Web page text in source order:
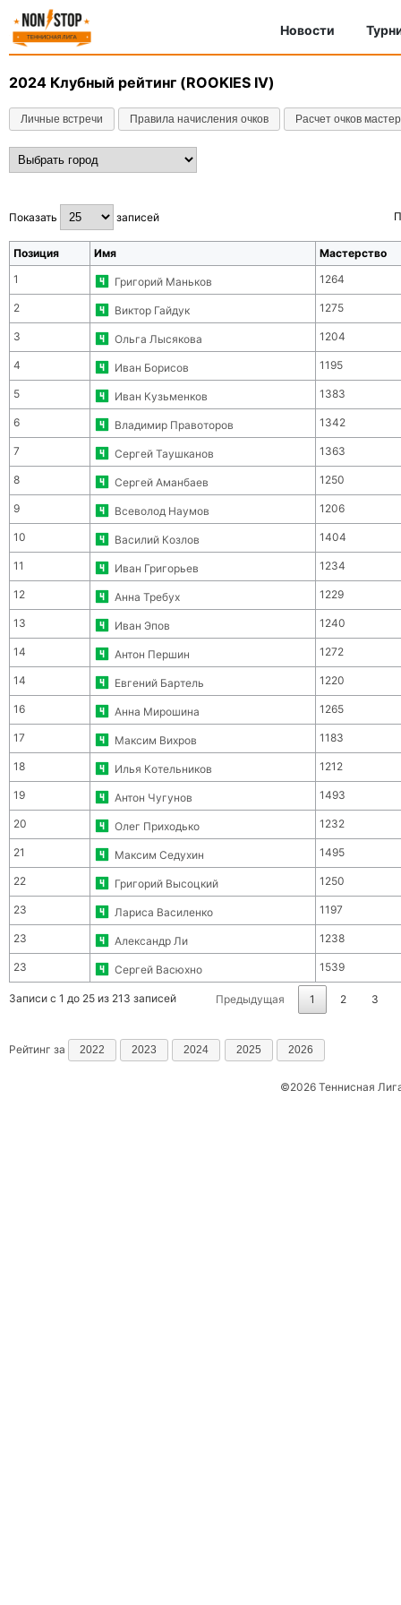
Новости
2024 Клубный рейтинг (ROOKIES IV)
Личные встречи Правила начисления очков Расчет очков
Показать записей
Позиция Имя
Мастерство
1
Григорий Маньков 1264
2 Виктор Гайдук 1275
3 Ольга Лысякова 1204
4 Иван Борисов 1195
5 Иван Кузьменков 1383
6 Владимир Правоторов 1342
7 Сергей Таушканов 1363
8 Сергей Аманбаев 1250
9 Всеволод Наумов 1206
10 Василий Козлов 1404
11 Иван Григорьев 1234
12 Анна Требух 1229
13 Иван Эпов 1240
14 Антон Першин 1272
14 Евгений Бартель 1220
16 Анна Мирошина 1265
17 Максим Вихров 1183
18 Илья Котельников 1212
19 Антон Чугунов 1493
20 Олег Приходько 1232
21 Максим Седухин 1495
22 Григорий Высоцкий 1250
23 Лариса Василенко 1197
23 Александр Ли 1238
23 Сергей Васюхно 1539
Записи с 1 до 25 из 213 записей Предыдущая 1 2 3
Рейтинг за 2022 2023 2024 2025 2026
©2026 Теннисная